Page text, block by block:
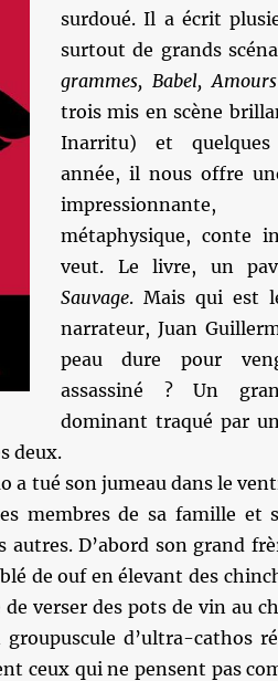
surdoué. Il a écrit
surtout de grands
grammes, Babel,
trois mis en scène
Inarritu) et
année, il nous offre
impressionnante,
métaphysique, conte
veut. Le livre, un
Sauvage. Mais qui est
narrateur, Juan
peau dure pour
assassiné ? Un
dominant traqué par
deux.
a tué son jumeau dans le
membres de sa famille et
autres. D’abord son grand
de ouf en élevant des
verser des pots de vin au
d’ultra-cathos
ceux qui ne pensent pas